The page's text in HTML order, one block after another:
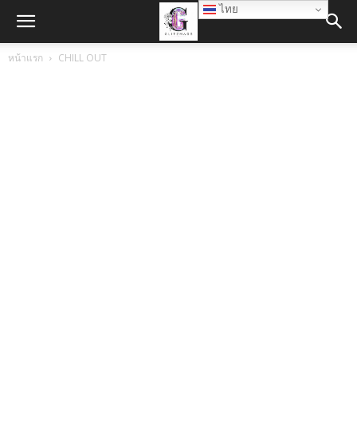
หน้าแรก CHILL OUT
ไทย